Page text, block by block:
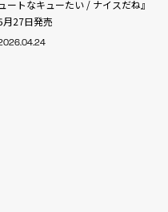
ュートなキューたい / ナイスだね』
月27日発売